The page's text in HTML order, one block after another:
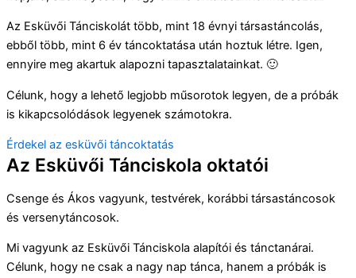
Az Esküvői Tánciskolát több, mint 18 évnyi társastáncolás,
ebből több, mint 6 év táncoktatása után hoztuk létre. Igen,
ennyire meg akartuk alapozni tapasztalatainkat. 🙂
Célunk, hogy a lehető legjobb műsorotok legyen, de a próbák
is kikapcsolódások legyenek számotokra.
Érdekel az esküvői táncoktatás
Az Esküvői Tánciskola oktatói
Csenge és Ákos vagyunk, testvérek, korábbi társastáncosok
és versenytáncosok.
Mi vagyunk az Esküvői Tánciskola alapítói és tánctanárai.
Célunk, hogy ne csak a nagy nap tánca, hanem a próbák is